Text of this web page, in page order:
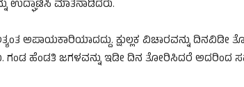
ಉದ್ಘಾಟಿಸಿ ಮಾತನಾಡಿದರು.
ಅಪಾಯಕಾರಿಯಾದದ್ದು. ಕ್ಷುಲ್ಲಕ ವಿಚಾರವನ್ನು
ಹೆಂಡತಿ ಜಗಳವನ್ನು ಇಡೀ ದಿನ‌ ತೋರಿಸಿದರೆ ಅದರಿಂದ